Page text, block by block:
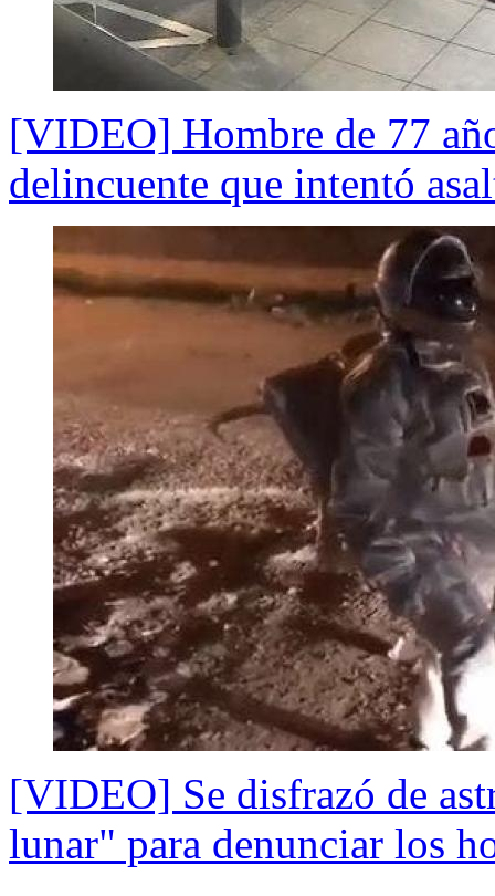
[VIDEO] Hombre de 77
delincuente que intentó
[VIDEO] Se disfrazó de
lunar" para denunciar los